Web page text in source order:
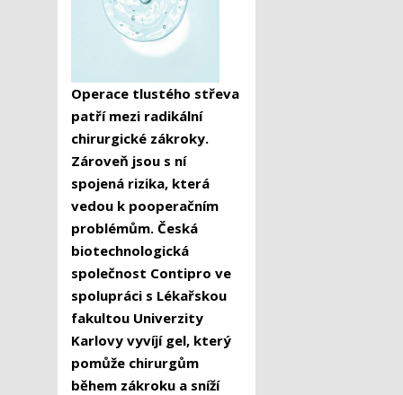
Operace tlustého střeva
patří mezi radikální
chirurgické zákroky.
Zároveň jsou s ní
spojená rizika, která
vedou k pooperačním
problémům. Česká
biotechnologická
společnost Contipro ve
spolupráci s Lékařskou
fakultou Univerzity
Karlovy vyvíjí gel, který
pomůže chirurgům
během zákroku a sníží